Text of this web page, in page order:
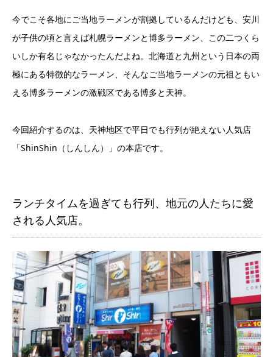
今でこそ各地にご当地ラーメンが割拠しているんだけども、安川
が子供の頃と言えば札幌ラーメンと博多ラーメン、この二つくら
いしか有名じゃなかったんだよね。北海道と九州という日本の両
極にある特徴的なラーメン、そんなご当地ラーメンの元祖ともい
える博多ラーメンの激戦区である博多と天神。
今回紹介するのは、天神地区で平日でも行列が絶えない人気店
「ShinShin（しんしん）」の本店です。
ランチタイムを過ぎても行列、地元の人たちに愛
される人気店。